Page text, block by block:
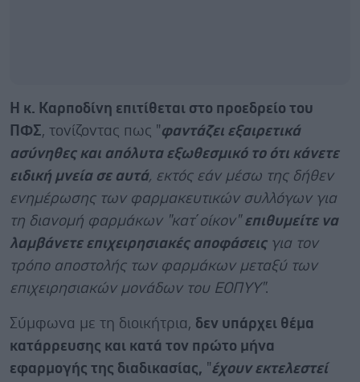
Η κ. Καρποδίνη επιτίθεται στο προεδρείο του
ΠΦΣ, τονίζοντας πως "φαντάζει εξαιρετικά
ασύνηθες και απόλυτα εξωθεσμικό το ότι κάνετε
ειδική μνεία σε αυτά, εκτός εάν μέσω της δήθεν
ενημέρωσης των φαρμακευτικών συλλόγων για
τη διανομή φαρμάκων "κατ΄οίκον"επιθυμείτε να
λαμβάνετε επιχειρησιακές αποφάσειςγια τον
τρόπο αποστολής των φαρμάκων μεταξύ των
επιχειρησιακών μονάδων του ΕΟΠΥΥ".
Σύμφωνα με τη διοικήτρια, δεν υπάρχει θέμα
κατάρρευσης και κατά τον πρώτο μήνα
εφαρμογής της διαδικασίας, "έχουν εκτελεστεί